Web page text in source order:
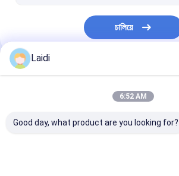
গ্যালভানাইজড স্টিল গ্রেটিং
তারের জালের বাস্কেট
চালিয়ে
আমাদের বিভাগসমূহ
Laidi
6:52 AM
Good day, what product are you looking for?